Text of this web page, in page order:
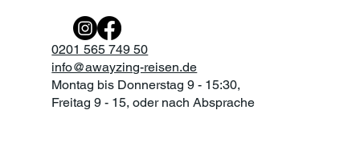
0201 565 749 50
info@awayzing-reisen.de
Montag bis Donnerstag 9 - 15:30,
Freitag 9 - 15, oder nach Absprache